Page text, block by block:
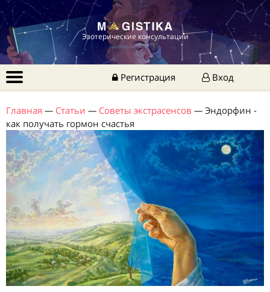
Эзотерические консультации
Регистрация Вход
Главная — Статьи — Советы экстрасенсов — Эндорфин -
как получать гормон счастья